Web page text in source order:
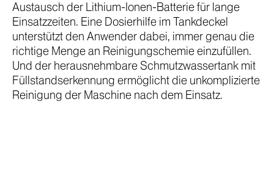
Austausch der Lithium­-Ionen-Batterie für lange
Einsatzzeiten. Eine Dosierhilfe im Tankdeckel
unterstützt den Anwender dabei, immer genau die
richtige Menge an Reinigungschemie einzufüllen.
Und der herausnehmbare Schmutzwassertank mit
Füllstandserkennung ermöglicht die unkomplizierte
Reinigung der Maschine nach dem Einsatz.